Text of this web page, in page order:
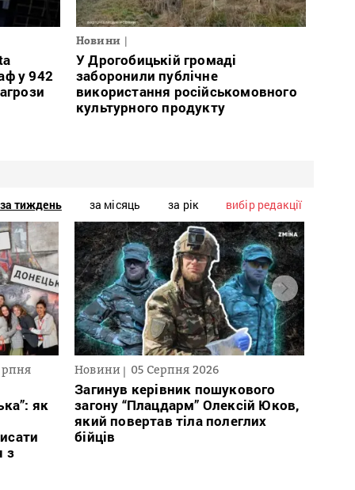
у 942
Новини
У Дрогобицькій громаді
заборонили публічне
використання російськомовного
культурного продукту
за тиждень за місяць за рік вибір редакції
як
з
Новини 05 Серпня 2026
Загинув керівник пошукового
загону “Плацдарм” Олексій Юков,
який повертав тіла полеглих
бійців